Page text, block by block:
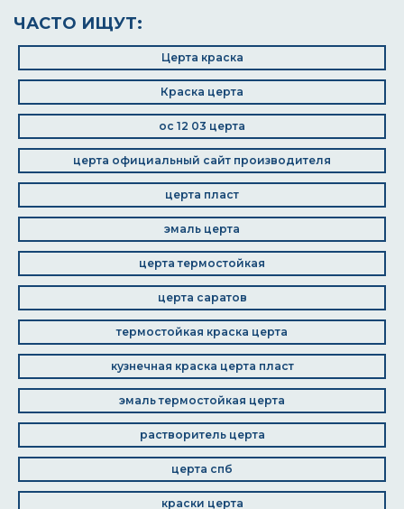
ЧАСТО ИЩУТ:
Церта краска
Краска церта
ос 12 03 церта
церта официальный сайт производителя
церта пласт
эмаль церта
церта термостойкая
церта саратов
термостойкая краска церта
кузнечная краска церта пласт
эмаль термостойкая церта
растворитель церта
церта спб
краски церта